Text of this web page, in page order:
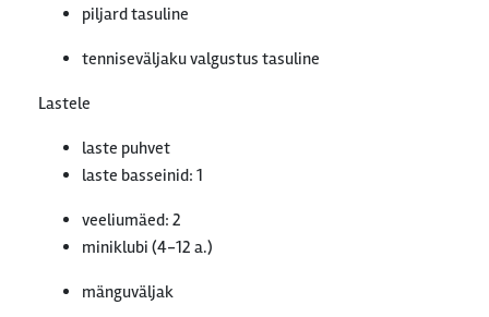
piljard tasuline
tenniseväljaku valgustus tasuline
Lastele
laste puhvet
laste basseinid: 1
veeliumäed: 2
miniklubi (4-12 a.)
mänguväljak